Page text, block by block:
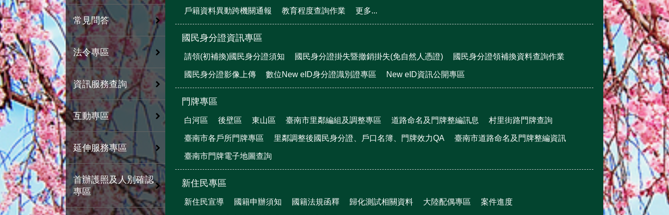
常見問答
法令專區
資訊服務查詢
互動專區
延伸服務專區
首辦護照及人別確認
專區
戶籍資料異動跨機關通報 教育程度查詢作業 更多...
國民身分證資訊專區
請領(初補換)國民身分證須知 國民身分證掛失暨撤銷掛失(免自然人憑證) 國民身分證領補換資料查詢作業
國民身分證影像上傳 數位New eID身分證識別證專區 New eID資訊公開專區
門牌專區
白河區 後壁區 東山區 臺南市里鄰編組及調整專區 道路命名及門牌整編訊息 村里街路門牌查詢
臺南市各戶所門牌專區 里鄰調整後國民身分證、戶口名簿、門牌效力QA 臺南市道路命名及門牌整編資訊
臺南市門牌電子地圖查詢
新住民專區
新住民宣導 國籍申辦須知 國籍法規函釋 歸化測試相關資料 大陸配偶專區 案件進度